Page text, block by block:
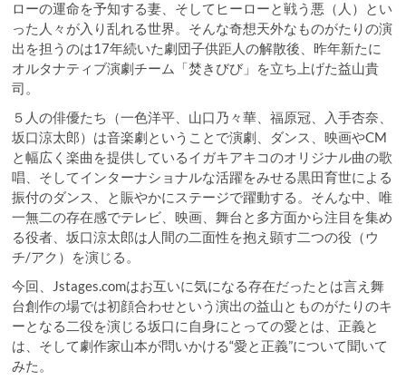
ローの運命を予知する妻、そしてヒーローと戦う悪（人）とい
った人々が入り乱れる世界。そんな奇想天外なものがたりの演
出を担うのは17年続いた劇団子供距人の解散後、昨年新たに
オルタナティブ演劇チーム「焚きびび」を立ち上げた益山貴
司。
５人の俳優たち（一色洋平、山口乃々華、福原冠、入手杏奈、
坂口涼太郎）は音楽劇ということで演劇、ダンス、映画やCM
と幅広く楽曲を提供しているイガキアキコのオリジナル曲の歌
唱、そしてインターナショナルな活躍をみせる黒田育世による
振付のダンス、と賑やかにステージで躍動する。そんな中、唯
一無二の存在感でテレビ、映画、舞台と多方面から注目を集め
る役者、坂口涼太郎は人間の二面性を抱え顕す二つの役（ウ
チ/アク）を演じる。
今回、Jstages.comはお互いに気になる存在だったとは言え舞
台創作の場では初顔合わせという演出の益山とものがたりのキ
ーとなる二役を演じる坂口に自身にとっての愛とは、正義と
は、そして劇作家山本が問いかける“愛と正義”について聞いて
みた。